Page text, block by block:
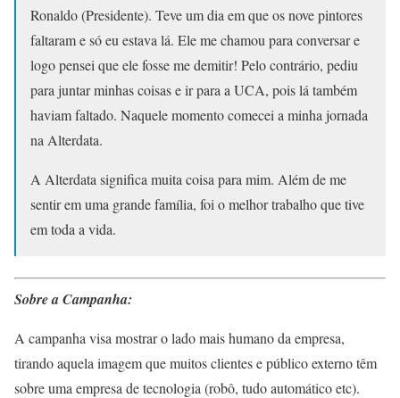
Ronaldo (Presidente). Teve um dia em que os nove pintores
faltaram e só eu estava lá. Ele me chamou para conversar e
logo pensei que ele fosse me demitir! Pelo contrário, pediu
para juntar minhas coisas e ir para a UCA, pois lá também
haviam faltado. Naquele momento comecei a minha jornada
na Alterdata.
A Alterdata significa muita coisa para mim. Além de me
sentir em uma grande família, foi o melhor trabalho que tive
em toda a vida.
Sobre a Campanha:
A campanha visa mostrar o lado mais humano da empresa,
tirando aquela imagem que muitos clientes e público externo têm
sobre uma empresa de tecnologia (robô, tudo automático etc).